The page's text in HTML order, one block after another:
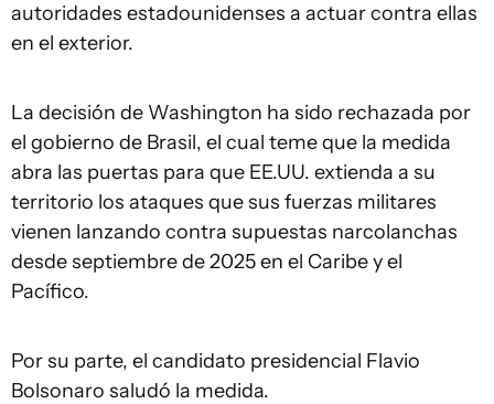
autoridades estadounidenses a actuar contra ellas
en el exterior.
La decisión de Washington ha sido rechazada por
el gobierno de Brasil, el cual teme que la medida
abra las puertas para que EE.UU. extienda a su
territorio los ataques que sus fuerzas militares
vienen lanzando contra supuestas narcolanchas
desde septiembre de 2025 en el Caribe y el
Pacífico.
Por su parte, el candidato presidencial Flavio
Bolsonaro saludó la medida.